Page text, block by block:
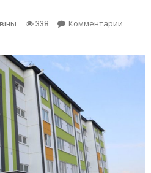
338 Комментарииon